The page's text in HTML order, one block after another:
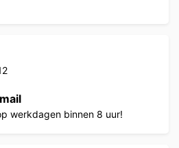
werkdagen binnen 8 uur!